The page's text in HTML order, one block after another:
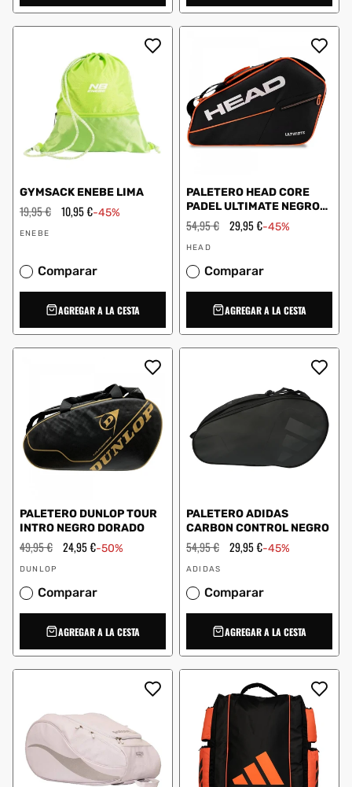
GYMSACK ENEBE LIMA
Precio
habitual
19,95 € Precio
de
10,95 €-45%
Proveedor:
ENEBE
Comparar
AGREGAR A LA CESTA
PALETERO HEAD CORE
PADEL ULTIMATE NEGRO
NARANJA
Precio
habitual
54,95 € Precio
29,95 €-45%
Proveedor:
HEAD
Comparar
AGREGAR A LA CESTA
PALETERO DUNLOP TOUR
INTRO NEGRO DORADO
Precio
habitual
49,95 € Precio
24,95 €-50%
Proveedor:
DUNLOP
Comparar
AGREGAR A LA CESTA
PALETERO ADIDAS
CARBON CONTROL NEGRO
Precio
habitual
54,95 € Precio
29,95 €-45%
Proveedor:
ADIDAS
Comparar
AGREGAR A LA CESTA